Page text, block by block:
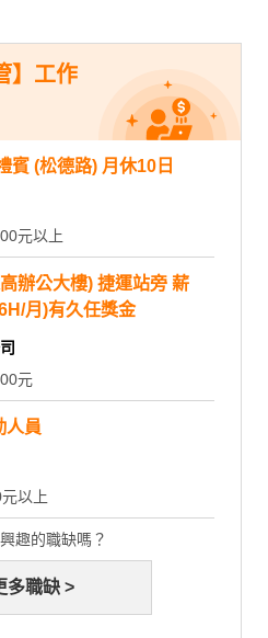
】工作
賓 (松德路) 月休10日
元以上
辦公大樓) 捷運站旁 薪
月)有久任獎金
元
人員
以上
趣的職缺嗎？
多職缺 >